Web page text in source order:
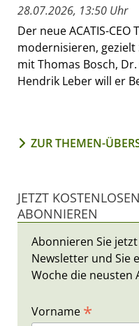
28.07.2026, 13:50 Uhr
Der neue ACATIS-
modernisieren, gezielt
mit Thomas Bosch,
Hendrik Leber will er
ZUR THEMEN-
JETZT
ABONNIEREN
Abonnieren Sie
Newsletter und Sie
Woche die neusten
Vorname *